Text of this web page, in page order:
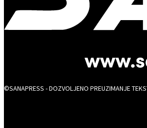
©SANAPRESS - DOZVOLJENO PREUZIMANJE